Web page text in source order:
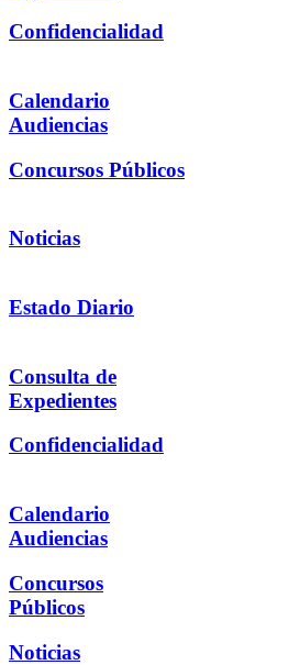
Confidencialidad
Calendario
Audiencias
Concursos Públicos
Noticias
Estado Diario
Consulta de
Expedientes
Confidencialidad
Calendario
Audiencias
Concursos
Públicos
Noticias